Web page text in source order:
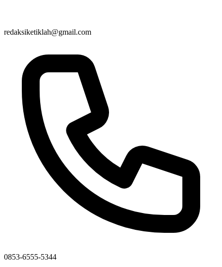
redaksiketiklah@gmail.com
0853-6555-5344